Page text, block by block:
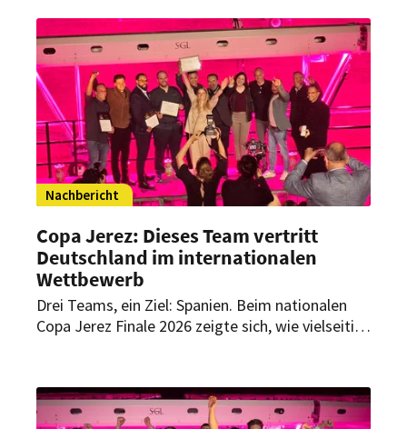
internationalen Finale des Sherry-Wettbewerbs
vertreten.
Nachbericht
Copa Jerez: Dieses Team vertritt
Deutschland im internationalen
Wettbewerb
Drei Teams, ein Ziel: Spanien. Beim nationalen
Copa Jerez Finale 2026 zeigte sich, wie vielseitig
HOGAPAGE war vor Ort und hat die
Entscheidung live begleitet.